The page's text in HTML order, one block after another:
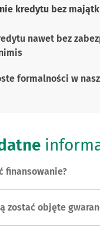
kredytu bez
nawet bez
formalności w
finansowanie?
zostać objęte